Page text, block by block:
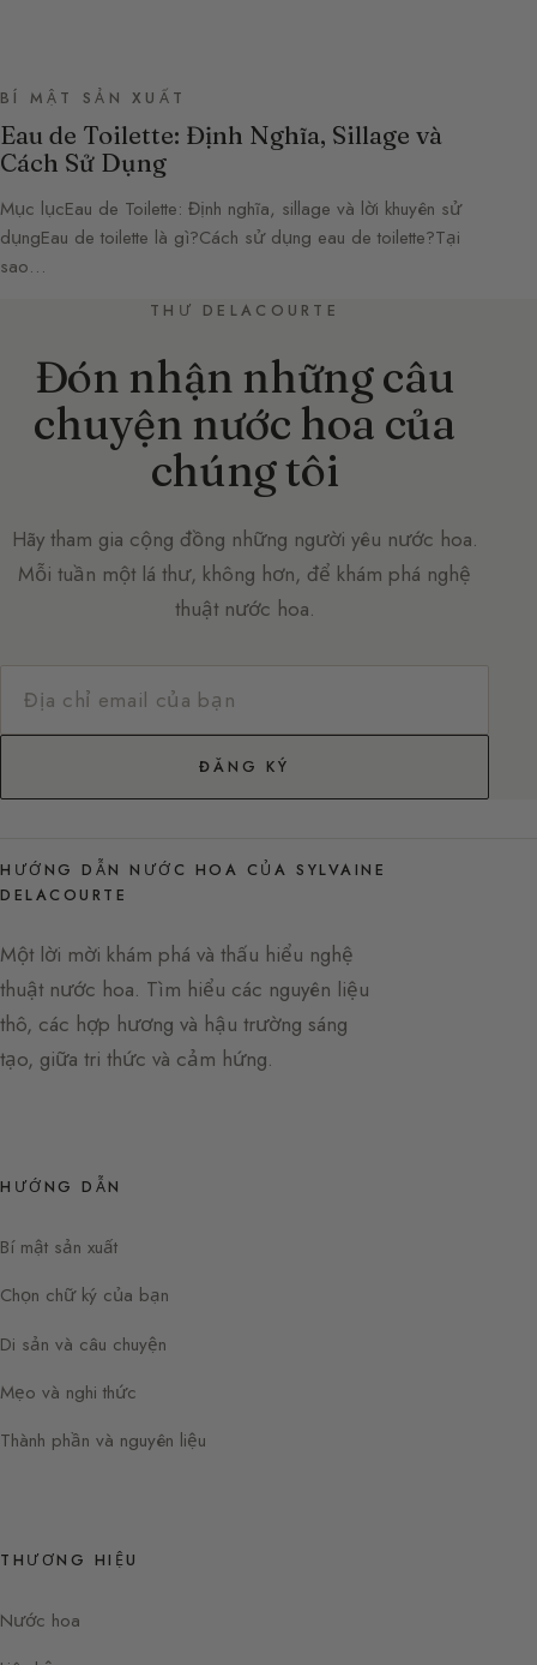
BÍ MẬT SẢN XUẤT
Eau de Toilette: Định Nghĩa, Sillage và
Cách Sử Dụng
Mục lụcEau de Toilette: Định nghĩa, sillage và lời khuyên sử
dụngEau de toilette là gì?Cách sử dụng eau de toilette?Tại
sao…
THƯ DELACOURTE
Đón nhận những câu
chuyện nước hoa của
chúng tôi
Hãy tham gia cộng đồng những người yêu nước hoa.
Mỗi tuần một lá thư, không hơn, để khám phá nghệ
thuật nước hoa.
ĐĂNG KÝ
HƯỚNG DẪN NƯỚC HOA CỦA SYLVAINE
DELACOURTE
Một lời mời khám phá và thấu hiểu nghệ
thuật nước hoa. Tìm hiểu các nguyên liệu
thô, các hợp hương và hậu trường sáng
tạo, giữa tri thức và cảm hứng.
HƯỚNG DẪN
Bí mật sản xuất
Chọn chữ ký của bạn
Di sản và câu chuyện
Mẹo và nghi thức
Thành phần và nguyên liệu
THƯƠNG HIỆU
Nước hoa